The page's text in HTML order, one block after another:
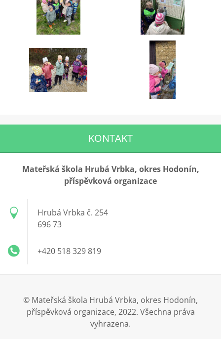
KONTAKT
Mateřská škola Hrubá Vrbka, okres Hodonín,
příspěvková organizace
Hrubá Vrbka č. 254
696 73
+420 518 329 819
© Mateřská škola Hrubá Vrbka, okres Hodonín,
příspěvková organizace, 2022. Všechna práva
vyhrazena.